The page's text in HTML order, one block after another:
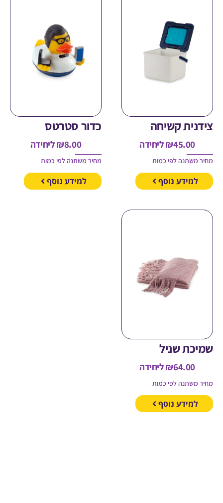
קשיחה
₪ליחידה
לפי כמות
נוסף
כדור סטרטס
ליחידה
מחיר משתנה לפי כמות
למידע נוסף
שניל
₪ליחידה
לפי כמות
נוסף